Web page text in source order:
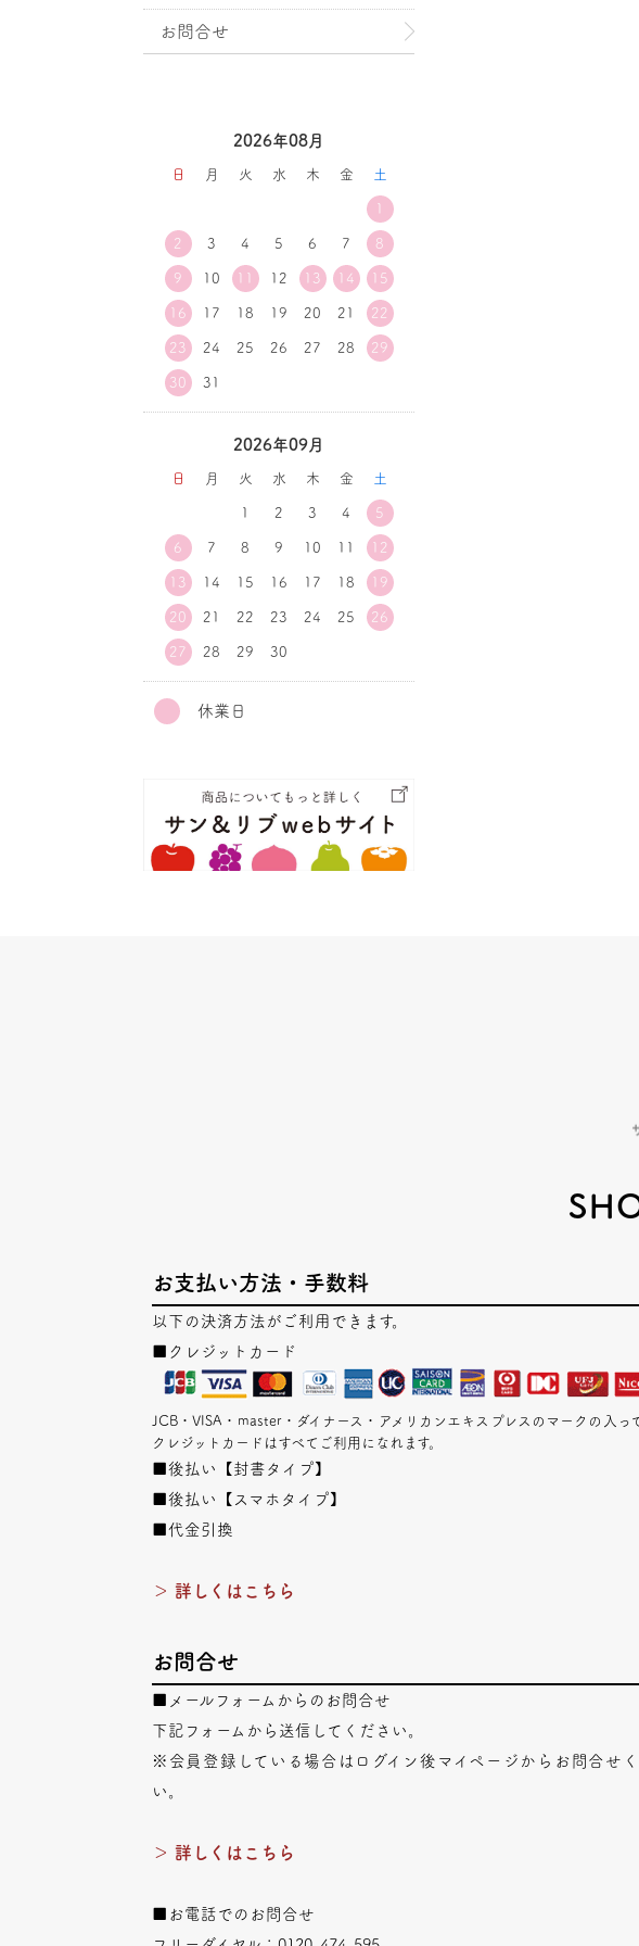
お問合せ
2026年08月
日 月 火 水 木 金 土
1
2 3 4 5 6 7 8
9 10 11 12 13 14 15
16 17 18 19 20 21 22
23 24 25 26 27 28 29
30 31
2026年09月
日 月 火 水 木 金 土
1 2 3 4 5
6 7 8 9 10 11 12
13 14 15 16 17 18 19
20 21 22 23 24 25 26
27 28 29 30
休業日
お支払い方法・手数料
以下の決済方法がご利用できます。
■クレジットカード
JCB・VISA・master・ダイナース・アメリカンエキスプレスのマークの入っ
クレジットカードはすべてご利用になれます。
■後払い【封書タイプ】
■後払い【スマホタイプ】
■代金引換
＞ 詳しくはこちら
お問合せ
■メールフォームからのお問合せ
下記フォームから送信してください。
※会員登録している場合はログイン後マイページからお問合せく
い。
＞ 詳しくはこちら
■お電話でのお問合せ